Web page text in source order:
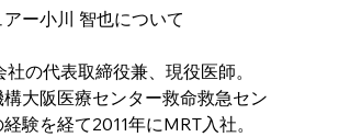
ー小川 智也について
の代表取締役兼、現役医師。
大阪医療センター救命救急セン
験を経て2011年にMRT入社。